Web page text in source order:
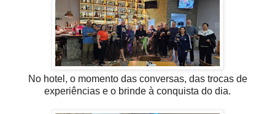
No hotel, o momento das conversas, das trocas de
experiências e o brinde à conquista do dia.